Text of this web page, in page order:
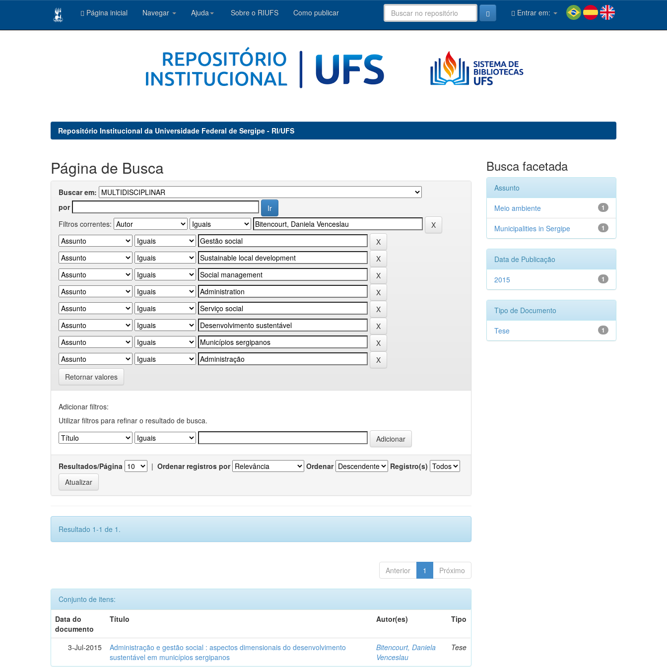
Página inicial Navegar Ajuda Sobre o RIUFS Como publicar Entrar em:
Repositório Institucional da Universidade Federal de Sergipe - RI/UFS
Página de Busca
Buscar em:
por
Filtros correntes:
Retornar valores
Adicionar filtros:
Utilizar filtros para refinar o resultado de busca.
Resultados/Página | Ordenar registros por Ordenar Registro(s)
Resultado 1-1 de 1.
Anterior 1 Próximo
Conjunto de itens:
Data do
documento
Título Autor(es) Tipo
3-Jul-2015
Administração e gestão social : aspectos dimensionais do desenvolvimento
sustentável em municípios sergipanos
Bitencourt, Daniela
Venceslau
Tese
Busca facetada
Assunto
1
Meio ambiente
1
Municipalities in Sergipe
Data de Publicação
1
2015
Tipo de Documento
1
Tese